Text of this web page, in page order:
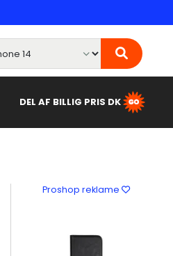
DEL AF BILLIG PRIS DK
Proshop reklame